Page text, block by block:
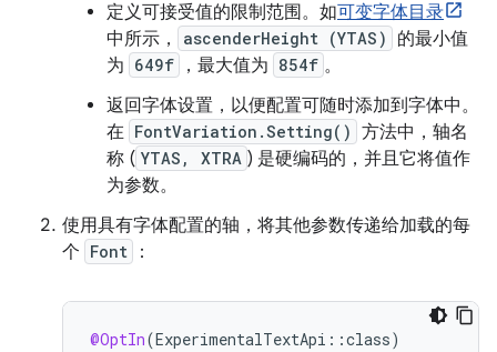
定义可接受值的限制范围。如可变字体目录
中所示，
ascenderHeight (YTAS)
的最小值
为 649f ，最大值为 854f 。
返回字体设置，以便配置可随时添加到字体中。
在 FontVariation.Setting() 方法中，轴名
称 ( YTAS, XTRA ) 是硬编码的，并且它将值作
为参数。
使用具有字体配置的轴，将其他参数传递给加载的每
个 Font ：
@OptIn(ExperimentalTextApi ::class)